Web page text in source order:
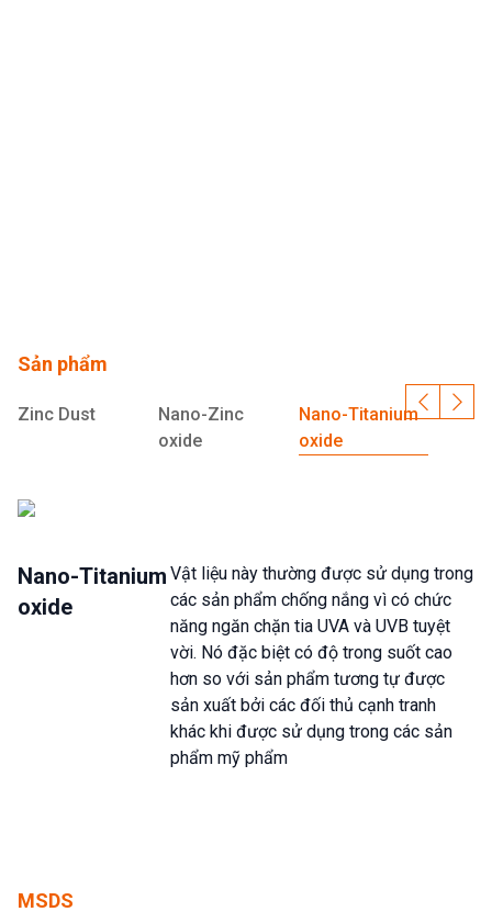
Sản phẩm
Zinc Dust
Nano-Zinc
oxide
Nano-Titanium
oxide
Nano-Titanium
oxide
Vật liệu này thường được sử dụng trong
các sản phẩm chống nắng vì có chức
năng ngăn chặn tia UVA và UVB tuyệt
vời. Nó đặc biệt có độ trong suốt cao
hơn so với sản phẩm tương tự được
sản xuất bởi các đối thủ cạnh tranh
khác khi được sử dụng trong các sản
phẩm mỹ phẩm
MSDS